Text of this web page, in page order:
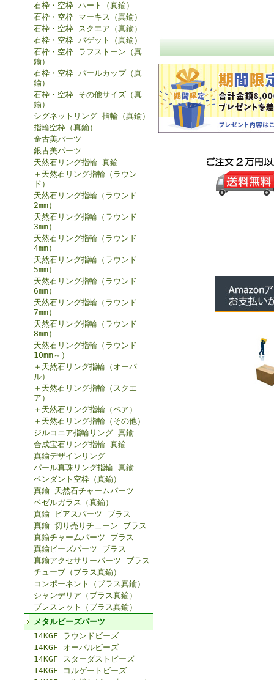
石枠・空枠 ハート（真鍮）
石枠・空枠 マーキス（真鍮）
石枠・空枠 スクエア（真鍮）
石枠・空枠 バゲット（真鍮）
石枠・空枠 ラフストーン（真
鍮）
石枠・空枠 パールカップ（真
鍮）
石枠・空枠 その他サイズ（真
鍮）
シグネットリング 指輪（真鍮）
指輪空枠（真鍮）
金古美パーツ
銀古美パーツ
天然石リング指輪 真鍮
＋天然石リング指輪（ラウン
ド）
天然石リング指輪（ラウンド
2mm）
天然石リング指輪（ラウンド
3mm）
天然石リング指輪（ラウンド
4mm）
天然石リング指輪（ラウンド
5mm）
天然石リング指輪（ラウンド
6mm）
天然石リング指輪（ラウンド
7mm）
天然石リング指輪（ラウンド
8mm）
天然石リング指輪（ラウンド
10mm～）
＋天然石リング指輪（オーバ
ル）
＋天然石リング指輪（スクエ
ア）
＋天然石リング指輪（ペア）
＋天然石リング指輪（その他）
ジルコニア指輪リング 真鍮
合成宝石リング指輪 真鍮
真鍮デザインリング
パール真珠リング指輪 真鍮
ペンダント空枠（真鍮）
真鍮 天然石チャームパーツ
ベゼルガラス（真鍮）
真鍮 ピアスパーツ ブラス
真鍮 切り売りチェーン ブラス
真鍮チャームパーツ ブラス
真鍮ビーズパーツ ブラス
真鍮アクセサリーパーツ ブラス
チューブ（ブラス真鍮）
コンポーネント（ブラス真鍮）
シャンデリア（ブラス真鍮）
ブレスレット（ブラス真鍮）
メタルビーズパーツ
14KGF ラウンドビーズ
14KGF オーバルビーズ
14KGF スターダストビーズ
14KGF コルゲートビーズ